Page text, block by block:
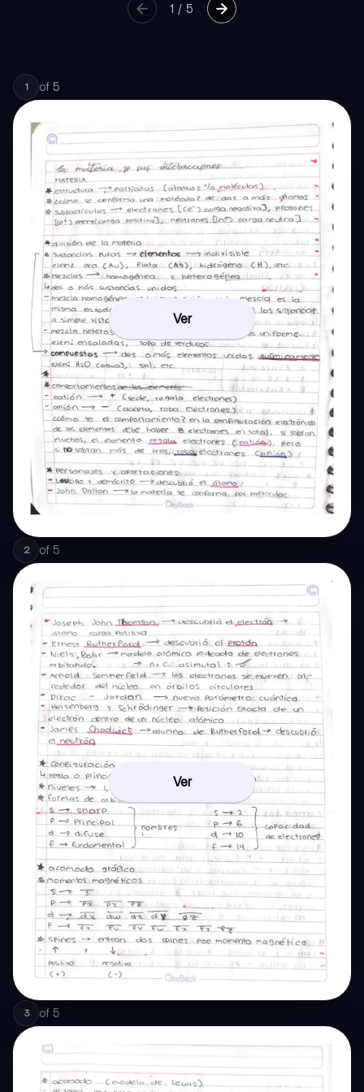
1 /5
1 of 5
Ver
2 of 5
Ver
3 of 5